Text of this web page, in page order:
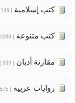
كتب إسلامية[ 1149 ]
كتب متنوعة[ 1084 ]
مقارنة أديان[ 939 ]
روايات عربية[ 575 ]